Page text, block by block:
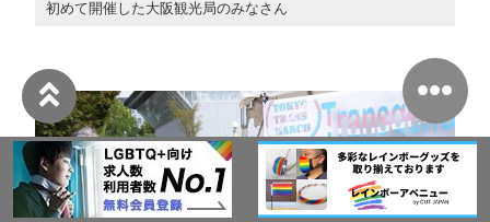
初めて開催した大阪観光局のみなさん